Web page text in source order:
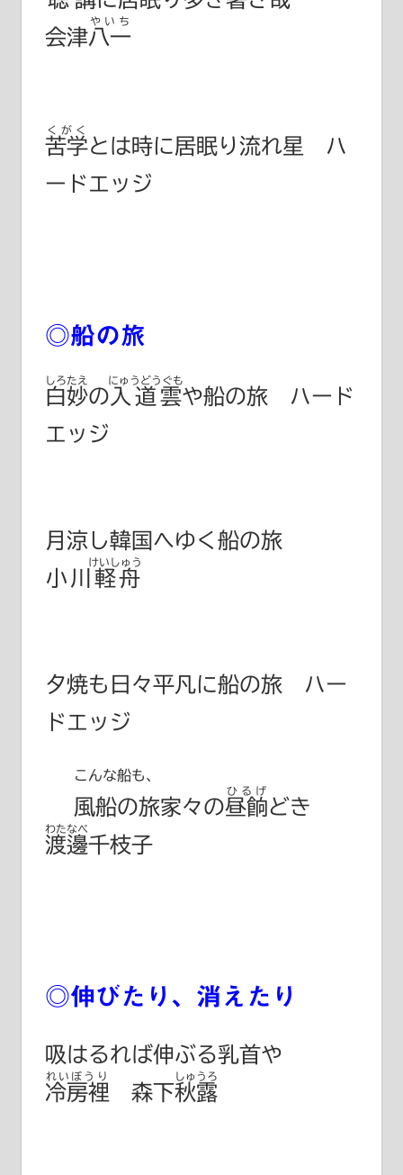
会津八一
やいち
苦学
くがく
とは時に居眠り流れ星 ハ
ードエッジ
◎船の旅
白妙
しろたえ
の 入道雲
にゅうどうぐも
や船の旅 ハード
エッジ
月涼し韓国へゆく船の旅
小川軽舟
けいしゅう
夕焼も日々平凡に船の旅 ハー
ドエッジ
こんな船も、
風船の旅家々の昼餉
ひるげ
どき
渡邊千枝子
わたなべ
◎伸びたり、消えたり
吸はるれば伸ぶる乳首や
冷房裡
れいぼうり
森下秋露
しゅうろ